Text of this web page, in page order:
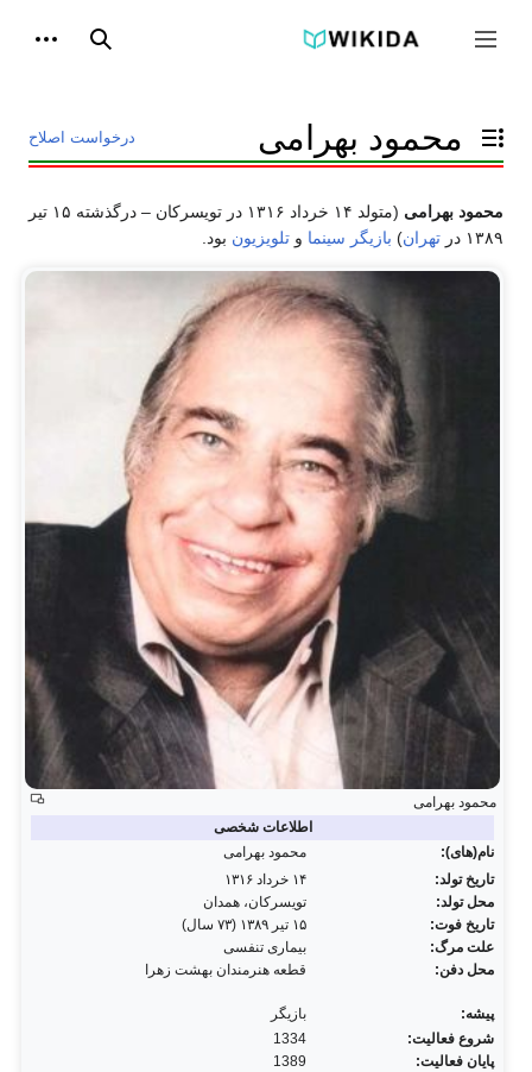
جمع و باز کردن نوار کناری جستجو
درخواست اصلاح
تغییر وضعیت فهرست محتویات محمود بهرامی
محمود بهرامی (متولد ۱۴ خرداد ۱۳۱۶ در تویسرکان
– درگذشته ۱۵ تیر
۱۳۸۹ در
تهران) بازیگر سینما و تلویزیون بود.
محمود بهرامی
اطلاعات شخصی
نام(های):
محمود بهرامی
تاریخ تولد:
۱۴ خرداد ۱۳۱۶
محل تولد:
تویسرکان، همدان
تاریخ فوت:
۱۵ تیر ۱۳۸۹ (۷۳ سال)
علت مرگ:
بیماری تنفسی
محل دفن:
قطعه هنرمندان بهشت زهرا
پیشه:
بازیگر
شروع فعالیت:
1334
پایان فعالیت:
1389